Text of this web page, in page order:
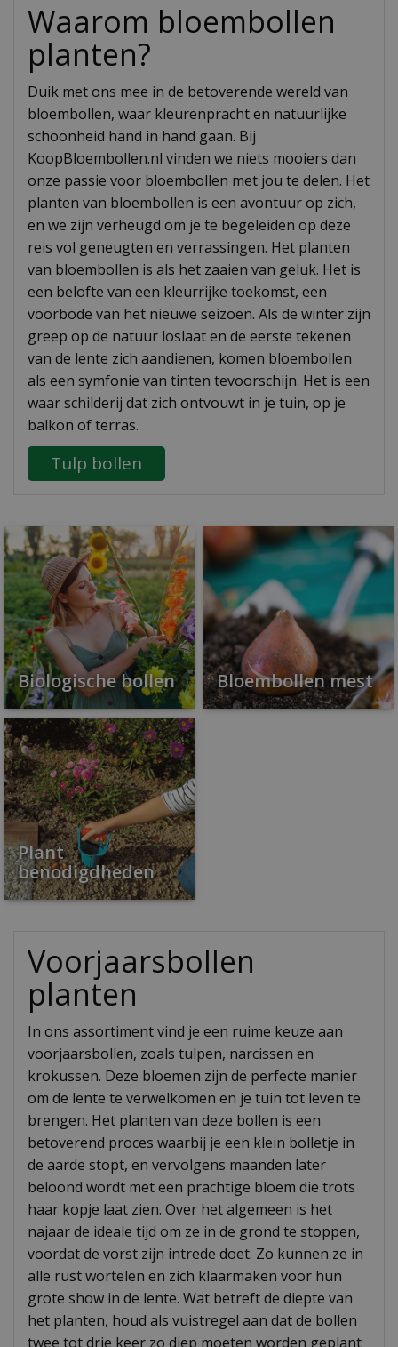
Waarom bloembollen
planten?
Duik met ons mee in de betoverende wereld van
bloembollen, waar kleurenpracht en natuurlijke
schoonheid hand in hand gaan. Bij
KoopBloembollen.nl vinden we niets mooiers dan
onze passie voor bloembollen met jou te delen. Het
planten van bloembollen is een avontuur op zich,
en we zijn verheugd om je te begeleiden op deze
reis vol geneugten en verrassingen. Het planten
van bloembollen is als het zaaien van geluk. Het is
een belofte van een kleurrijke toekomst, een
voorbode van het nieuwe seizoen. Als de winter zijn
greep op de natuur loslaat en de eerste tekenen
van de lente zich aandienen, komen bloembollen
als een symfonie van tinten tevoorschijn. Het is een
waar schilderij dat zich ontvouwt in je tuin, op je
balkon of terras.
Tulp bollen
Biologische bollen Bloembollen mest
Plant
benodigdheden
Voorjaarsbollen
planten
In ons assortiment vind je een ruime keuze aan
voorjaarsbollen, zoals tulpen, narcissen en
krokussen. Deze bloemen zijn de perfecte manier
om de lente te verwelkomen en je tuin tot leven te
brengen. Het planten van deze bollen is een
betoverend proces waarbij je een klein bolletje in
de aarde stopt, en vervolgens maanden later
beloond wordt met een prachtige bloem die trots
haar kopje laat zien. Over het algemeen is het
najaar de ideale tijd om ze in de grond te stoppen,
voordat de vorst zijn intrede doet. Zo kunnen ze in
alle rust wortelen en zich klaarmaken voor hun
grote show in de lente. Wat betreft de diepte van
het planten, houd als vuistregel aan dat de bollen
twee tot drie keer zo diep moeten worden geplant